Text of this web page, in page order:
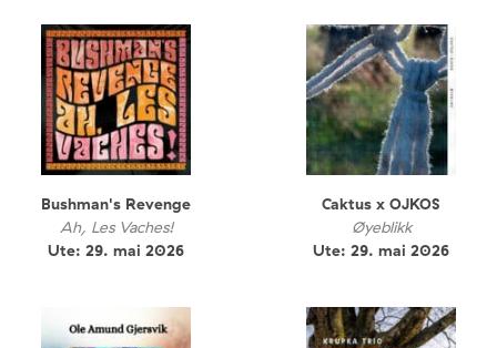
Bushman's Revenge
Ah, Les Vaches!
Ute: 29. mai 2026
Caktus x OJKOS
Øyeblikk
Ute: 29. mai 2026